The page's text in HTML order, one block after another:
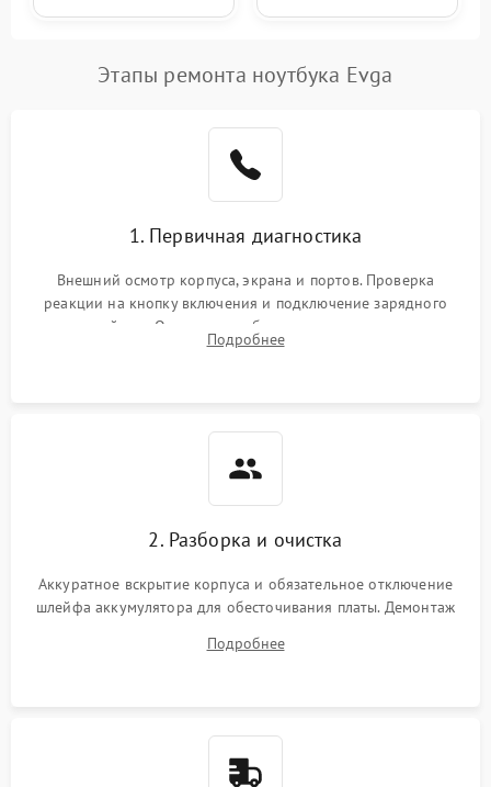
Этапы ремонта ноутбука Evga
1. Первичная диагностика
Внешний осмотр корпуса, экрана и портов. Проверка
реакции на кнопку включения и подключение зарядного
устройства. Оценка потребления тока с помощью
лабораторного блока питания для локализации проблемы.
Подробнее
2. Разборка и очистка
Аккуратное вскрытие корпуса и обязательное отключение
шлейфа аккумулятора для обесточивания платы. Демонтаж
высохшей термопасты с кристаллов чипов.
Подробнее